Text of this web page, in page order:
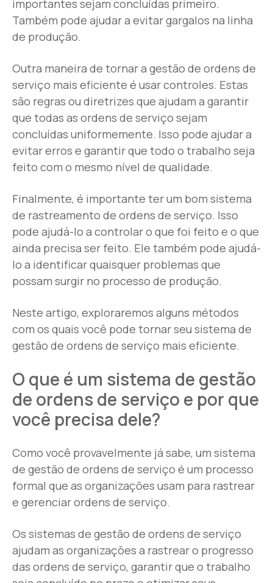
importantes sejam concluídas primeiro.
Também pode ajudar a evitar gargalos na linha
de produção.
Outra maneira de tornar a gestão de ordens de
serviço mais eficiente é usar controles. Estas
são regras ou diretrizes que ajudam a garantir
que todas as ordens de serviço sejam
concluídas uniformemente. Isso pode ajudar a
evitar erros e garantir que todo o trabalho seja
feito com o mesmo nível de qualidade.
Finalmente, é importante ter um bom sistema
de rastreamento de ordens de serviço. Isso
pode ajudá-lo a controlar o que foi feito e o que
ainda precisa ser feito. Ele também pode ajudá-
lo a identificar quaisquer problemas que
possam surgir no processo de produção.
Neste artigo, exploraremos alguns métodos
com os quais você pode tornar seu sistema de
gestão de ordens de serviço mais eficiente.
O que é um sistema de gestão
de ordens de serviço e por que
você precisa dele?
Como você provavelmente já sabe, um sistema
de gestão de ordens de serviço é um processo
formal que as organizações usam para rastrear
e gerenciar ordens de serviço.
Os sistemas de gestão de ordens de serviço
ajudam as organizações a rastrear o progresso
das ordens de serviço, garantir que o trabalho